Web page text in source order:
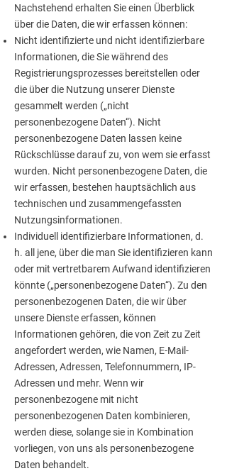
Nachstehend erhalten Sie einen Überblick
über die Daten, die wir erfassen können:
Nicht identifizierte und nicht identifizierbare
Informationen, die Sie während des
Registrierungsprozesses bereitstellen oder
die über die Nutzung unserer Dienste
gesammelt werden („nicht
personenbezogene Daten“). Nicht
personenbezogene Daten lassen keine
Rückschlüsse darauf zu, von wem sie erfasst
wurden. Nicht personenbezogene Daten, die
wir erfassen, bestehen hauptsächlich aus
technischen und zusammengefassten
Nutzungsinformationen.
Individuell identifizierbare Informationen, d.
h. all jene, über die man Sie identifizieren kann
oder mit vertretbarem Aufwand identifizieren
könnte („personenbezogene Daten“). Zu den
personenbezogenen Daten, die wir über
unsere Dienste erfassen, können
Informationen gehören, die von Zeit zu Zeit
angefordert werden, wie Namen, E-Mail-
Adressen, Adressen, Telefonnummern, IP-
Adressen und mehr. Wenn wir
personenbezogene mit nicht
personenbezogenen Daten kombinieren,
werden diese, solange sie in Kombination
vorliegen, von uns als personenbezogene
Daten behandelt.